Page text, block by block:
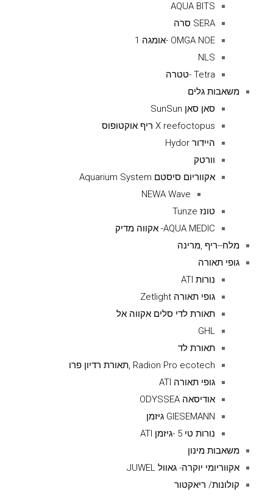
AQUA BITS
SERA סרה
OMGA NOE -אומגה 1
NLS
Tetra -טטרה
משאבות גלים
סאן סאן SunSun
X reefoctopus ריף אוקטופוס
היידור Hydor
וורטק
אקווריום סיסטם Aquarium System
NEWA Wave
טונז Tunze
AQUA MEDIC- אקווה מדיק
מלח--ריף ,מרינה
גופי תאורה
נורות ATI
גופי תאורה Zetlight
תאורת לדי סלים אקווה אל
GHL
תאורת לד
Radion Pro ecotech ,תאורת רדיון פרו
גופי תאורה ATI
אודיסאה ODYSSEA
GIESEMANN גיזמן
נורות טי 5 -גיזמן ATI
משאבות מינון
אקווריומי יוקרה- גאוול JUWEL
קולונות/ ריאקטור